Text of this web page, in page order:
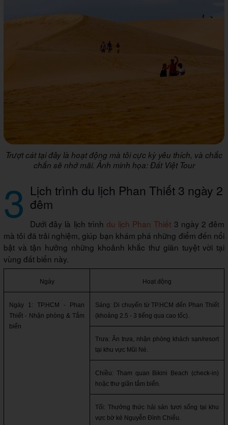
Trượt cát tại đây là hoạt động mà tôi cực kỳ yêu thích, và chắc
chắn sẽ nhớ mãi. Ảnh minh họa: Đất Việt Tour
3 Lịch trình du lịch Phan Thiết 3 ngày 2
đêm
Dưới đây là lịch trình du lịch Phan Thiết 3 ngày 2 đêm
mà tôi đã trải nghiệm, giúp bạn khám phá những điểm đến nổi
bật và tận hưởng những khoảnh khắc thư giãn tuyệt vời tại
vùng đất biển này.
Ngày Hoạt động
Ngày 1: TP.HCM - Phan
Thiết - Nhận phòng & Tắm
biển
Sáng: Di chuyển từ TP.HCM đến Phan Thiết
(khoảng 2.5 - 3 tiếng qua cao tốc).
Trưa: Ăn trưa, nhận phòng khách sạn/resort
tại khu vực Mũi Né.
Chiều: Tham quan Bikini Beach (check-in)
hoặc thư giãn tắm biển.
Tối: Thưởng thức hải sản tươi sống tại khu
vực bờ kè Nguyễn Đình Chiểu.